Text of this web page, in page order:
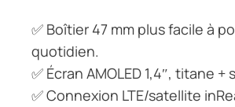
✅ Boîtier 47 mm plus facile à
quotidien.
✅ Écran AMOLED 1,4″, titane +
✅ Connexion LTE/satellite